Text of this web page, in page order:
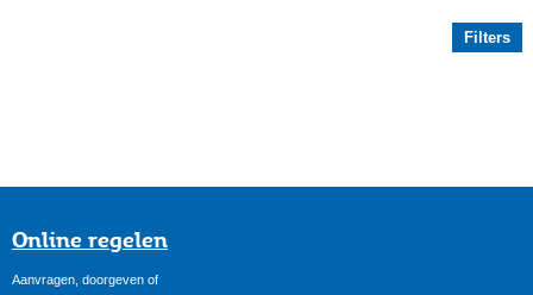
Filters
Online regelen
Aanvragen, doorgeven of